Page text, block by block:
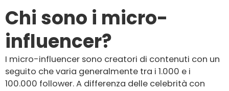
Chi sono i micro-
influencer?
I micro-influencer sono creatori di contenuti con un
seguito che varia generalmente tra i 1.000 e i
100.000 follower. A differenza delle celebrità con